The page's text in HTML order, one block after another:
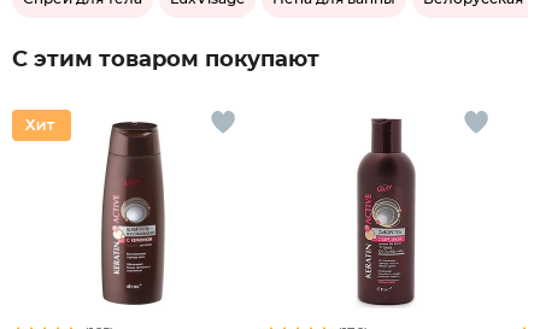
С этим товаром покупают